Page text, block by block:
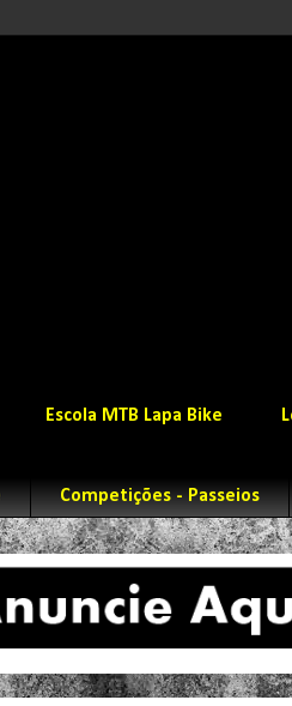
Escola MTB Lapa Bike
Competições - Passeios